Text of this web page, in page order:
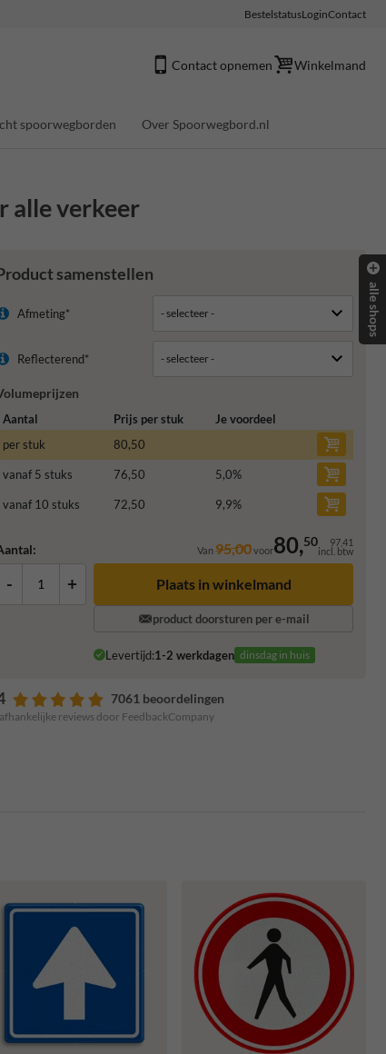
BestelstatusLoginContact
Contact opnemen Winkelmand
spoorwegborden Over Spoorwegbord.nl
alle verkeer
samenstellen
Afmeting*
Reflecterend*
Aantal Prijs per stuk
Je voordeel
per stuk
80,50
vanaf 5 stuks 76,50 5,0%
vanaf 10 stuks 72,50 9,9%
Van95,00voor80,50 97,41
incl. btw
- + Plaats in winkelmand
product doorsturen per e-mail
Levertijd:1-2 werkdagen dinsdag in huis
7061 beoordelingen
reviews door FeedbackCompany
alle shops